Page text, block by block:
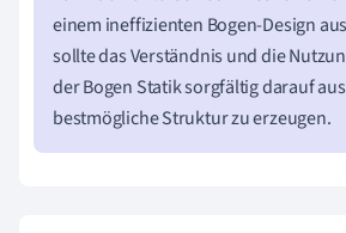
einem ineffizienten Bogen-Design
sollte das Verständnis und die
der Bogen Statik sorgfältig darauf
bestmögliche Struktur zu erzeugen.